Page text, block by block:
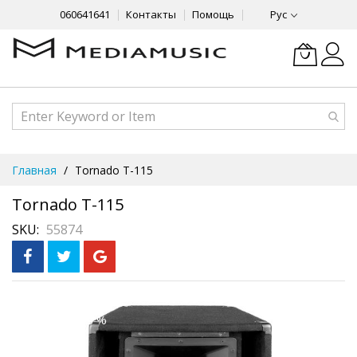
060641641 Контакты Помощь Рус
Content
Главная Tornado T-115
Tornado T-115
SKU 55874
3 месяца без %